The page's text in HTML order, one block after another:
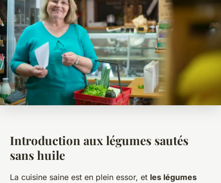
Introduction aux légumes sautés
sans huile
La cuisine saine est en plein essor, et les légumes